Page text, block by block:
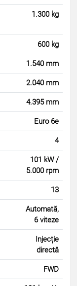
1.300 kg
600 kg
1.540 mm
2.040 mm
4.395 mm
Euro 6e
4
101 kW /
5.000 rpm
13
Automată,
6 viteze
Injecție
directă
FWD